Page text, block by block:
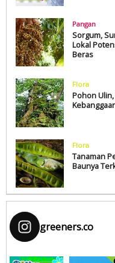
Pangan
Sorgum,
Lokal
Beras
Flora
Pohon Ulin,
Flora
Tanaman
Baunya
greeners.co